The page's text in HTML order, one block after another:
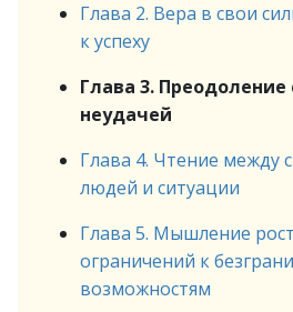
Глава 2. Вера в свои
к успеху
Глава 3. Преодоление
неудачей
Глава 4. Чтение между
людей и ситуации
Глава 5. Мышление
ограничений к
возможностям